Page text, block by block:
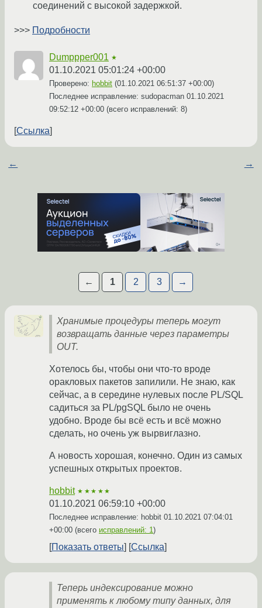
соединений с высокой задержкой.
>>> Подробности
Dumppper001 ★
01.10.2021 05:01:24 +00:00
Проверено: hobbit (01.10.2021 06:51:37 +00:00)
Последнее исправление: sudopacman 01.10.2021
09:52:12 +00:00 (всего исправлений: 8)
Ссылка
← →
← 1 2 3 →
Хранимые процедуры теперь могут
возвращать данные через параметры
OUT.
Хотелось бы, чтобы они что-то вроде
оракловых пакетов запилили. Не знаю, как
сейчас, а в середине нулевых после PL/SQL
садиться за PL/pgSQL было не очень
удобно. Вроде бы всё есть и всё можно
сделать, но очень уж вырвиглазно.
А новость хорошая, конечно. Один из самых
успешных открытых проектов.
hobbit ★★★★★
01.10.2021 06:59:10 +00:00
Последнее исправление: hobbit 01.10.2021 07:04:01
+00:00 (всего исправлений: 1)
Показать ответы Ссылка
Теперь индексирование можно
применять к любому типу данных, для